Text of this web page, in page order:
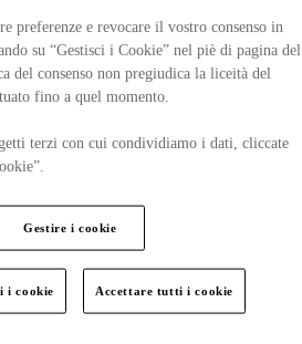
preferenze e revocare il vostro consenso in
su “Gestisci i Cookie” nel piè di pagina del
del consenso non pregiudica la liceità del
fino a quel momento.
terzi con cui condividiamo i dati, cliccate
Gestire i cookie
i cookie Accettare tutti i cookie